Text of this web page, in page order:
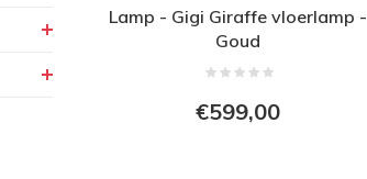
Lamp - Gigi Giraffe vloerlamp -
Goud
€599,00